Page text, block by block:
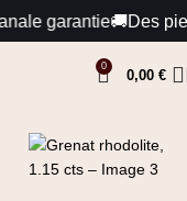
garantie🚚Des
0
0,00 €